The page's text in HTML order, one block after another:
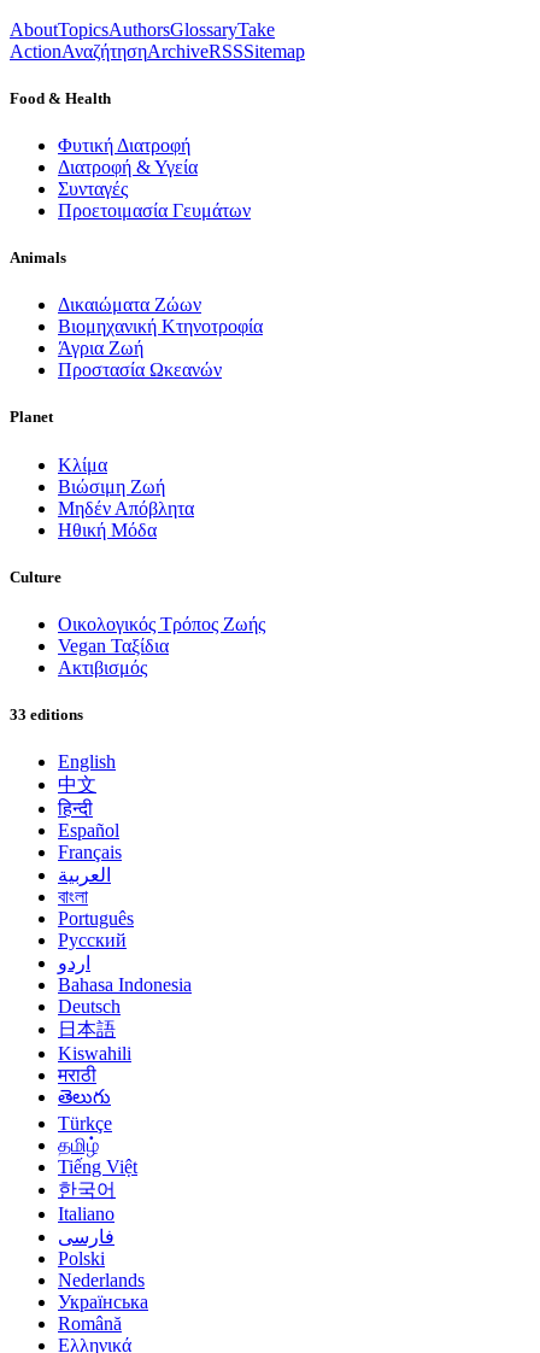
AboutTopicsAuthorsGlossaryTake
ActionΑναζήτησηArchiveRSSSitemap
Food & Health
Φυτική Διατροφή
Διατροφή & Υγεία
Συνταγές
Προετοιμασία Γευμάτων
Animals
Δικαιώματα Ζώων
Βιομηχανική Κτηνοτροφία
Άγρια Ζωή
Προστασία Ωκεανών
Planet
Κλίμα
Βιώσιμη Ζωή
Μηδέν Απόβλητα
Ηθική Μόδα
Culture
Οικολογικός Τρόπος Ζωής
Vegan Ταξίδια
Ακτιβισμός
33 editions
English
中文
हिन्दी
Español
Français
العربية
বাংলা
Português
Русский
اردو
Bahasa Indonesia
Deutsch
日本語
Kiswahili
मराठी
తెలుగు
Türkçe
தமிழ்
Tiếng Việt
한국어
Italiano
فارسی
Polski
Nederlands
Українська
Română
Ελληνικά